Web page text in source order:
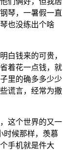
琴，一暑假一直
也没练出个啥
白钱来的可贵，
着花一点钱，就
里的确多多少少
谎言，经常为撒
这个世界的又一
时候那样，羡慕
手机就是件大